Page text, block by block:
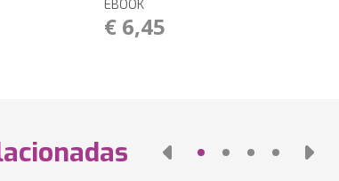
EBOOK
€ 6,45